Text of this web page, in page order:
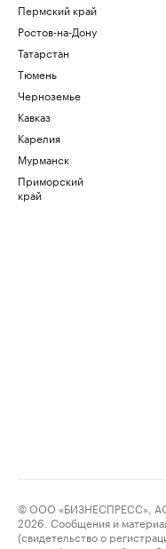
Пермский край
Ростов-на-Дону
Татарстан
Тюмень
Черноземье
Кавказ
Карелия
Мурманск
Приморский
край
© ООО «БИЗНЕСПРЕСС»,
2026. Сообщения и
(свидетельство о